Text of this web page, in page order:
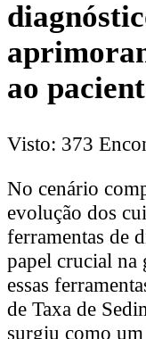
ao
Visto: 373
No cenário
evolução dos
ferramentas de
papel crucial na
essas
de Taxa de
surgiu como